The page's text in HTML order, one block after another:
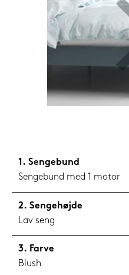
Sengebund
Sengebund med 1 motor
Sengehøjde
Lav seng
Farve
Blush